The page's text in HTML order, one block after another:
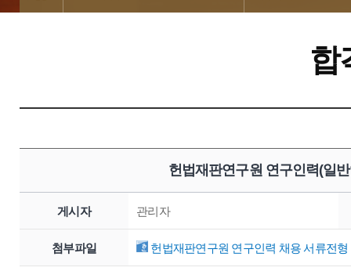
합
헌법재판연구원 연구인력(일
게시자 관리자
첨부파일 헌법재판연구원 연구인력 채용 서류전형